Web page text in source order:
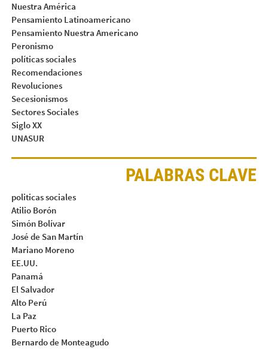
Nuestra América
Pensamiento Latinoamericano
Pensamiento Nuestra Americano
Peronismo
políticas sociales
Recomendaciones
Revoluciones
Secesionismos
Sectores Sociales
Siglo XX
UNASUR
PALABRAS CLAVE
politicas sociales
Atilio Borón
Simón Bolívar
José de San Martín
Mariano Moreno
EE.UU.
Panamá
El Salvador
Alto Perú
La Paz
Puerto Rico
Bernardo de Monteagudo